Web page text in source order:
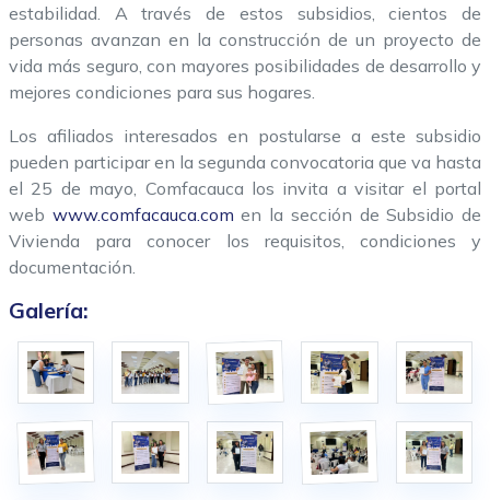
estabilidad. A través de estos subsidios, cientos de
personas avanzan en la construcción de un proyecto de
vida más seguro, con mayores posibilidades de desarrollo y
mejores condiciones para sus hogares.
Los afiliados interesados en postularse a este subsidio
pueden participar en la segunda convocatoria que va hasta
el 25 de mayo, Comfacauca los invita a visitar el portal
web www.comfacauca.com en la sección de Subsidio de
Vivienda para conocer los requisitos, condiciones y
documentación.
Galería: